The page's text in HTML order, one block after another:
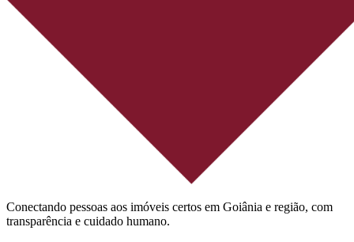
Conectando pessoas aos imóveis certos em Goiânia e região, com
transparência e cuidado humano.